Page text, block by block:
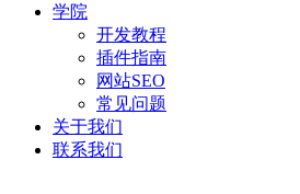
学院
开发教程
插件指南
网站SEO
常见问题
关于我们
联系我们